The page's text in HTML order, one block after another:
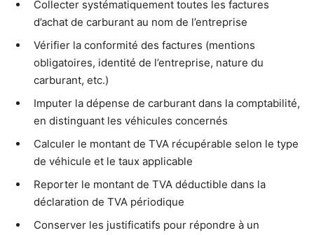
Collecter systématiquement toutes les factures
d’achat de carburant au nom de l’entreprise
Vérifier la conformité des factures (mentions
obligatoires, identité de l’entreprise, nature du
carburant, etc.)
Imputer la dépense de carburant dans la comptabilité,
en distinguant les véhicules concernés
Calculer le montant de TVA récupérable selon le type
de véhicule et le taux applicable
Reporter le montant de TVA déductible dans la
déclaration de TVA périodique
Conserver les justificatifs pour répondre à un